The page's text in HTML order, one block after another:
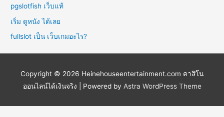
pgslotfish เว็บแท้
เริ่ม ดูหนัง ได้เลย
fullslot เป็น เว็บเกมอะไร?
Copyright © 2026 Heinehouseentertainment.com คาสิโน
ออนไลน์ได้เงินจริง | Powered by Astra WordPress Theme